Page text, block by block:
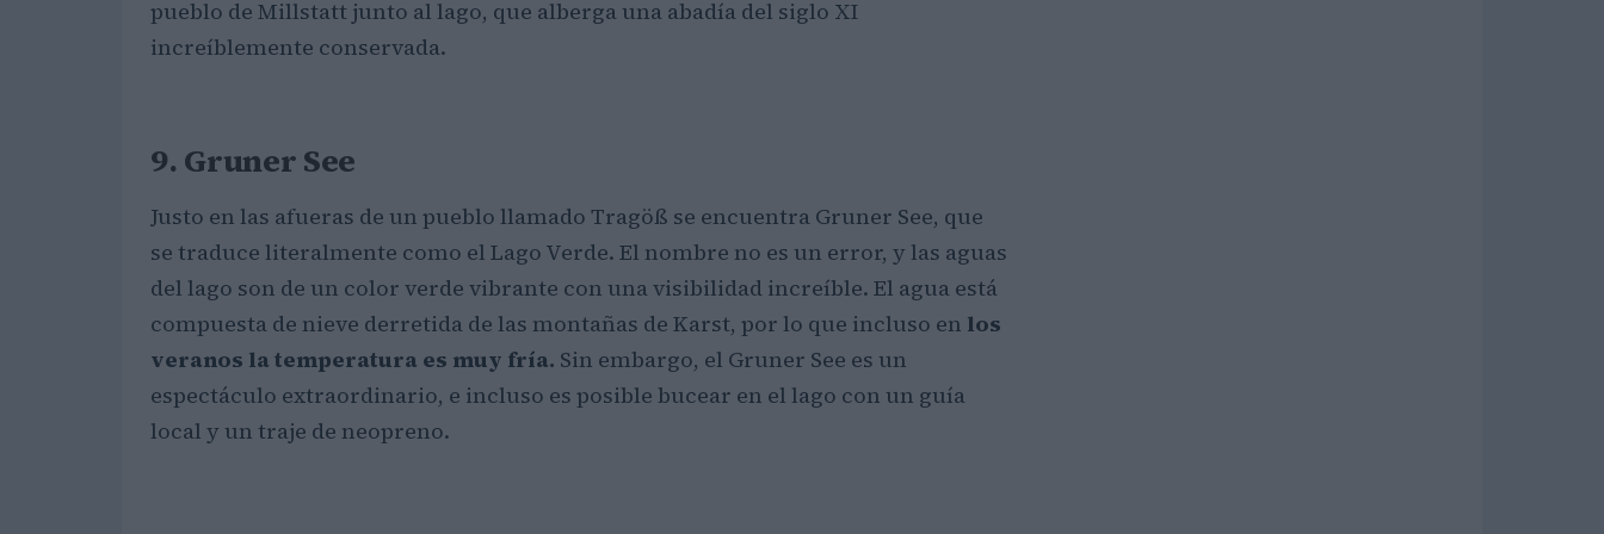
pueblo de Millstatt junto al lago, que alberga una abadía del siglo XI
increíblemente conservada.
9. Gruner See
Justo en las afueras de un pueblo llamado Tragöß se encuentra Gruner See, que
se traduce literalmente como el Lago Verde. El nombre no es un error, y las aguas
del lago son de un color verde vibrante con una visibilidad increíble. El agua está
compuesta de nieve derretida de las montañas de Karst, por lo que incluso en los
veranos la temperatura es muy fría. Sin embargo, el Gruner See es un
espectáculo extraordinario, e incluso es posible bucear en el lago con un guía
local y un traje de neopreno.